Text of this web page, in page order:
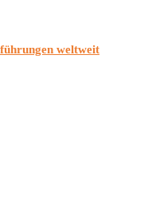
weltweit